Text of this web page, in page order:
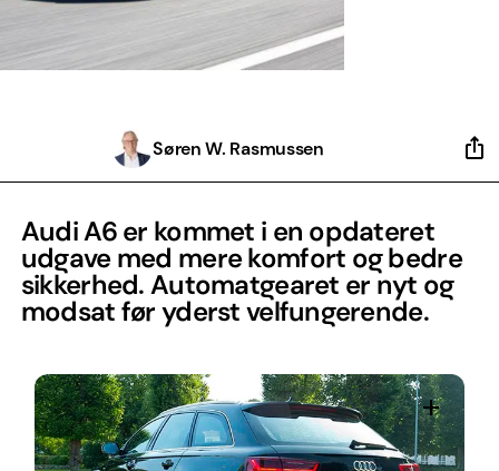
Søren W. Rasmussen
Audi A6 er kommet i en opdateret
udgave med mere komfort og bedre
sikkerhed. Automatgearet er nyt og
modsat før yderst velfungerende.